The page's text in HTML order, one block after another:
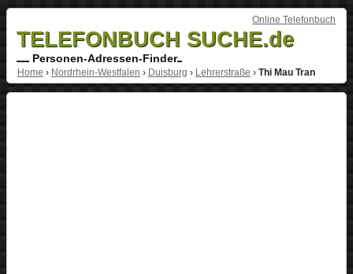
Online Telefonbuch
TELEFONBUCH SUCHE.de
Personen-Adressen-Finder
Home › Nordrhein-Westfalen › Duisburg › Lehrerstraße › Thi Mau Tran